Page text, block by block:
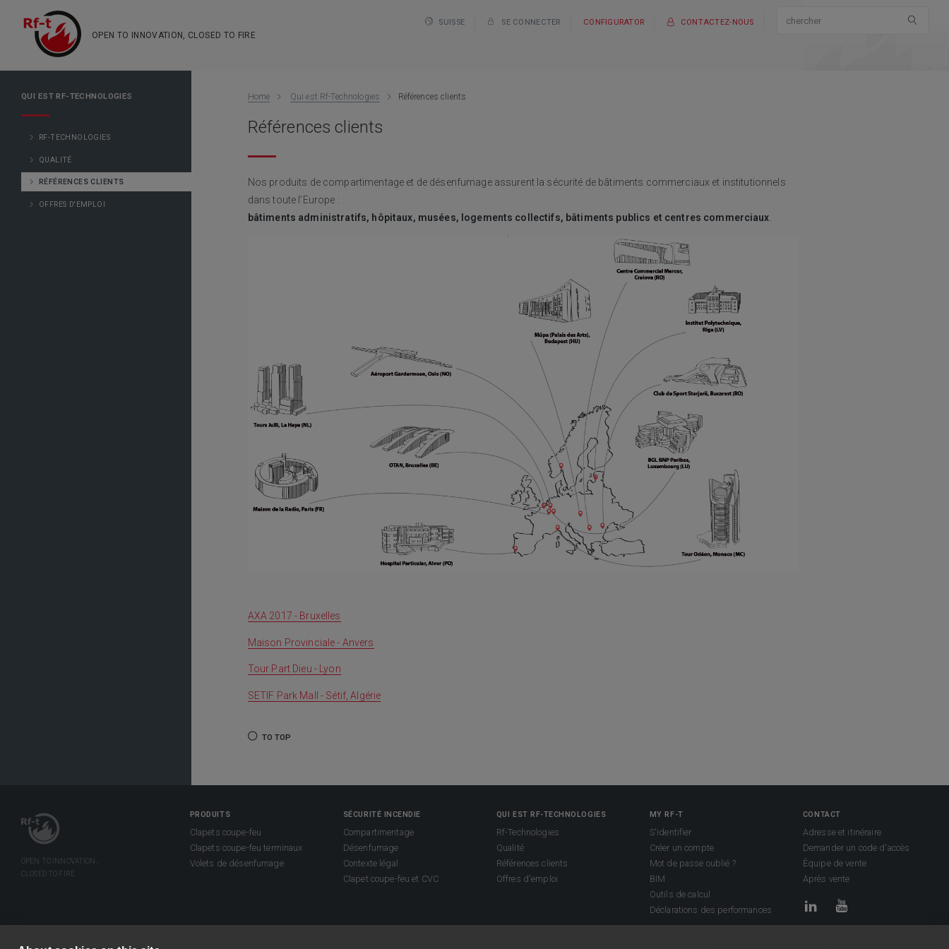
OPEN TO INNOVATION, CLOSED TO FIRE
SUISSE SE CONNECTER CONFIGURATOR CONTACTEZ-NOUS
QUI EST RF-TECHNOLOGIES
RF-TECHNOLOGIES
QUALITÉ
RÉFÉRENCES CLIENTS
OFFRES D'EMPLOI
Home Qui est Rf-Technologies Références clients
Références clients
Nos produits de compartimentage et de désenfumage assurent la sécurité de bâtiments commerciaux et institutionnels
dans toute l’Europe :
bâtiments administratifs, hôpitaux, musées, logements collectifs, bâtiments publics et centres commerciaux.
AXA 2017 - Bruxelles
Maison Provinciale - Anvers
Tour Part Dieu - Lyon
SETIF Park Mall - Sétif, Algérie
TO TOP
PRODUITS
Clapets coupe-feu
Clapets coupe-feu terminaux
Volets de désenfumage
SÉCURITÉ INCENDIE
Compartimentage
Désenfumage
Contexte légal
Clapet coupe-feu et CVC
QUI EST RF-TECHNOLOGIES
Rf-Technologies
Qualité
Références clients
Offres d'emploi
MY RF-T
S'identifier
Créer un compte
Mot de passe oublié ?
BIM
Outils de calcul
Déclarations des performances
CONTACT
Adresse et itinéraire
Demander un code d'accès
Équipe de vente
Après vente